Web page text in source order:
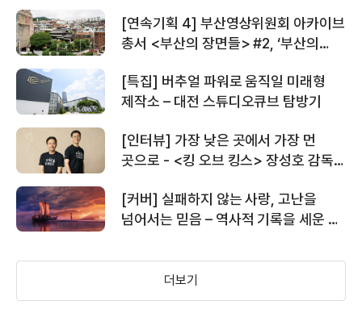
[연속기획 4] 부산영상위원회 아카이브
총서 <부산의 장면들> #2, ‘부산의
[특집] 버추얼 파워로 움직일 미래형
제작소 – 대전 스튜디오큐브 탐방기
[인터뷰] 가장 낮은 곳에서 가장 먼
곳으로 - <킹 오브 킹스> 장성호 감독,
[커버] 실패하지 않는 사랑, 고난을
넘어서는 믿음 – 역사적 기록을 세운 <
더보기